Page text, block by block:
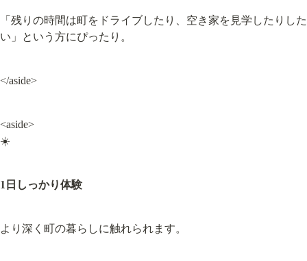
「残りの時間は町をドライブしたり、空き家を見学したりした
い」という方にぴったり。
</aside>
<aside>
☀️
1日しっかり体験
より深く町の暮らしに触れられます。